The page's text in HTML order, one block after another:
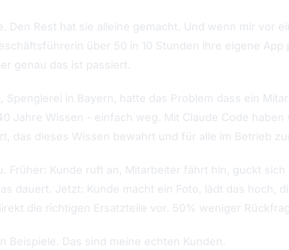
Den Rest hat sie alleine gemacht. Und wenn mir vor
über 50 in 10 Stunden ihre eigene App
genau das ist passiert.
Spenglerei in Bayern, hatte das Problem dass ein
Jahre Wissen - einfach weg. Mit Claude Code haben
das dieses Wissen bewahrt und für alle im Betrieb
Früher: Kunde ruft an, Mitarbeiter fährt hin, guckt
dauert. Jetzt: Kunde macht ein Foto, lädt das hoch,
die richtigen Ersatzteile vor. 50% weniger
Beispiele. Das sind meine echten Kunden.